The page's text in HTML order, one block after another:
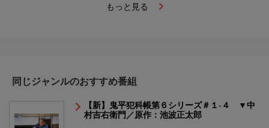
もっと見る
同じジャンルのおすすめ番組
【新】鬼平犯科帳第６シリーズ＃１-４ ▼中
村吉右衛門／原作：池波正太郎